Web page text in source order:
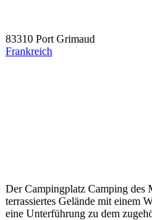
83310 Port Grimaud
Frankreich
Der Campingplatz Camping des
terrassiertes Gelände mit einem
eine Unterführung zu dem